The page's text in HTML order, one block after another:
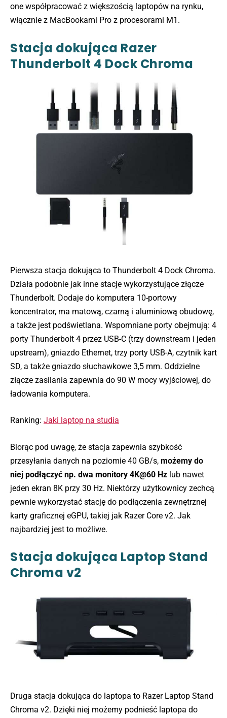
one współpracować z większością laptopów na rynku,
włącznie z MacBookami Pro z procesorami M1.
Stacja dokująca Razer
Thunderbolt 4 Dock Chroma
Pierwsza stacja dokująca to Thunderbolt 4 Dock Chroma.
Działa podobnie jak inne stacje wykorzystujące złącze
Thunderbolt. Dodaje do komputera 10-portowy
koncentrator, ma matową, czarną i aluminiową obudowę,
a także jest podświetlana. Wspomniane porty obejmują: 4
porty Thunderbolt 4 przez USB-C (trzy downstream i jeden
upstream), gniazdo Ethernet, trzy porty USB-A, czytnik kart
SD, a także gniazdo słuchawkowe 3,5 mm. Oddzielne
złącze zasilania zapewnia do 90 W mocy wyjściowej, do
ładowania komputera.
Ranking: Jaki laptop na studia
Biorąc pod uwagę, że stacja zapewnia szybkość
przesyłania danych na poziomie 40 GB/s, możemy do
niej podłączyć np. dwa monitory 4K@60 Hz lub nawet
jeden ekran 8K przy 30 Hz. Niektórzy użytkownicy zechcą
pewnie wykorzystać stację do podłączenia zewnętrznej
karty graficznej eGPU, takiej jak Razer Core v2. Jak
najbardziej jest to możliwe.
Stacja dokująca Laptop Stand
Chroma v2
Druga stacja dokująca do laptopa to Razer Laptop Stand
Chroma v2. Dzięki niej możemy podnieść laptopa do